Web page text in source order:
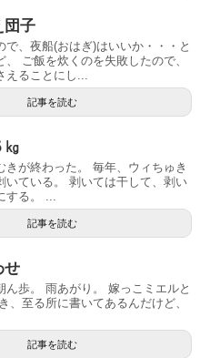
団子
で、夜船(おはぎ)はいいか・・・と
、 ご飯を炊くのを失敗したので、
えることにし...
記事を読む
㎏
きが終わった。 毎年、ウィちゅき
いている。 剥いては干して、剥い
する。 ...
記事を読む
せ
ん歩。 雨あがり。 嫁っこミエルと
、至る所に書いてあるんだけど、
記事を読む